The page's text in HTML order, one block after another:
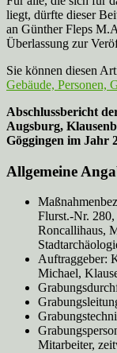
liegt, dürfte dieser
an Günther Fleps
Überlassung zur
Sie können diesen
Gebäude, Personen,
Abschlussbericht
Augsburg,
Göggingen im Jahr
Allgemeine
Flurst.-Nr.
Roncallihaus,
Auftraggeber:
Michael,
Mitarbeiter,